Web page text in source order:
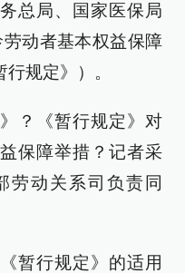
总局、国家医保局
动者基本权益保障
规定》）。
？《暂行规定》对
保障举措？记者采
劳动关系司负责同
暂行规定》的适用